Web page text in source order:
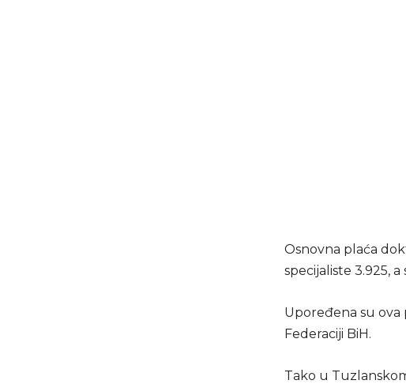
Osnovna plaća
specijaliste 3.925,
Upoređena su
Federaciji BiH.
Tako u